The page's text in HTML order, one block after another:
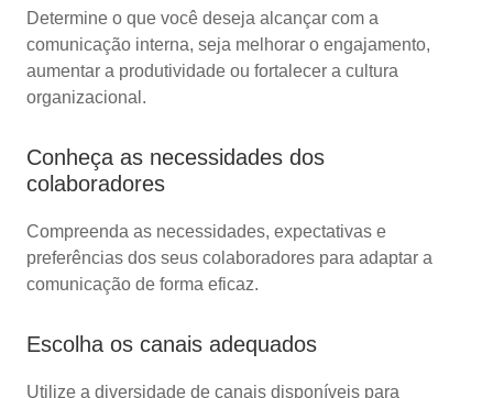
Determine o que você deseja alcançar com a
comunicação interna, seja melhorar o engajamento,
aumentar a produtividade ou fortalecer a cultura
organizacional.
Conheça as necessidades dos
colaboradores
Compreenda as necessidades, expectativas e
preferências dos seus colaboradores para adaptar a
comunicação de forma eficaz.
Escolha os canais adequados
Utilize a diversidade de canais disponíveis para